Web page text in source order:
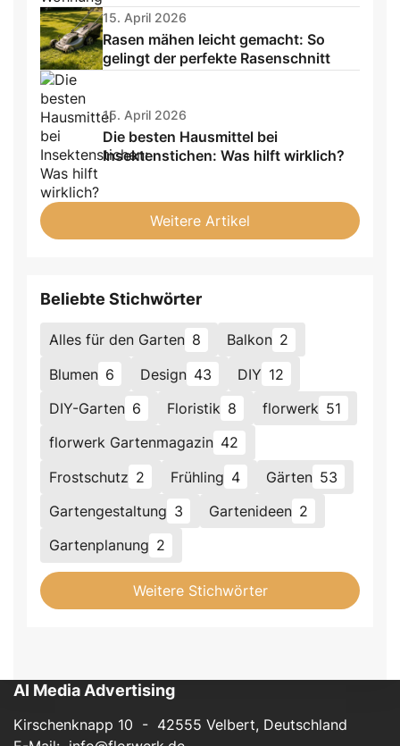
15. April 2026
Rasen mähen leicht gemacht: So
gelingt der perfekte Rasenschnitt
15. April 2026
Die besten Hausmittel bei
Insektenstichen: Was hilft wirklich?
Weitere Artikel
Beliebte Stichwörter
Alles für den Garten 8 Balkon 2
Blumen 6 Design 43 DIY 12
DIY-Garten 6 Floristik 8 florwerk 51
florwerk Gartenmagazin 42
Frostschutz 2 Frühling 4 Gärten 53
Gartengestaltung 3 Gartenideen 2
Gartenplanung 2
Weitere Stichwörter
AI Media Advertising
Kirschenknapp 10 - 42555 Velbert, Deutschland